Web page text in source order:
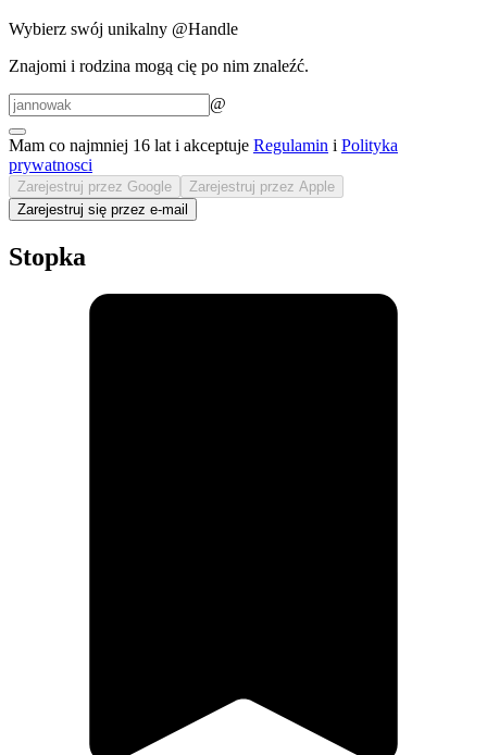
Wybierz swój unikalny @Handle
Znajomi i rodzina mogą cię po nim znaleźć.
@
Mam co najmniej 16 lat i akceptuje Regulamin i Polityka
prywatnosci
Zarejestruj przez Google
Zarejestruj przez Apple
Zarejestruj się przez e-mail
Stopka